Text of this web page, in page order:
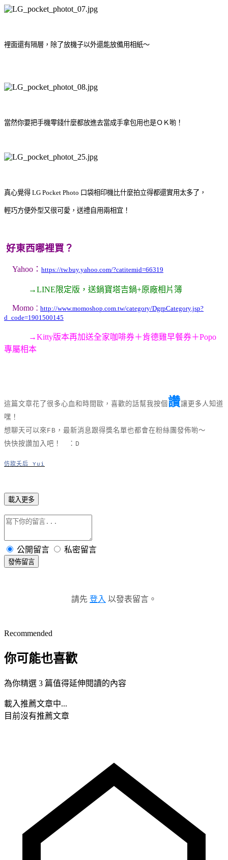
裡面還有隔層，除了放機子以外還能放備用相紙～
當然你要把手機零錢什麼都放進去當成手拿包用也是ＯＫ喲！
真心覺得 LG Pocket Photo 口袋相印機比什麼拍立得都還實用太多了，
輕巧方便外型又很可愛，送禮自用兩相宜！
好東西哪裡買？
Yahoo： https://tw.buy.yahoo.com/?catitemid=66319
→LINE限定版，送鍋寶塔吉鍋+原廠相片簿
Momo ： http://www.momoshop.com.tw/category/DgrpCategory.jsp?
d_code=1901500145​
→Kitty版本再加送全家咖啡券＋肯德雞早餐券＋Popo
專屬相本
這篇文章花了很多心血和時間歐，喜歡的話幫我按個 讚讓更多人知道
嘿！
想聊天可以來FB，最新消息跟得獎名單也都會在粉絲團發佈喲～
快快按讚加入吧！ ：D
仿妝夭后 Yui
載入更多
公開留言 私密留言
發佈留言
請先 登入 以發表留言。
Recommended
你可能也喜歡
為你精選 3 篇值得延伸閱讀的內容
載入推薦文章中...
目前沒有推薦文章